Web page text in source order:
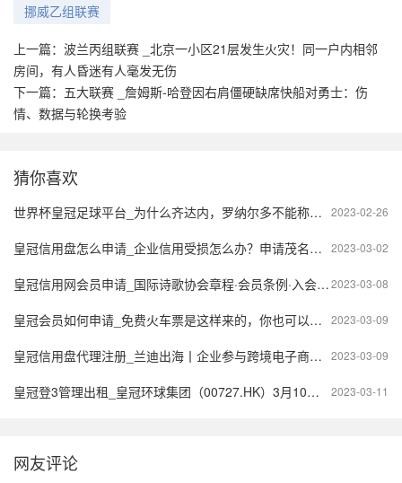
挪威乙组联赛
上一篇： 波兰丙组联赛 _北京一小区21层发生火灾！同一户内相邻
房间，有人昏迷有人毫发无伤
下一篇： 五大联赛 _詹姆斯-哈登因右肩僵硬缺席快船对勇士：伤
情、数据与轮换考验
猜你喜欢
2023-02-26
世界杯皇冠足球平台_为什么齐达内，罗纳尔多不能称为球王？球王的标准是什么？
2023-03-02
皇冠信用盘怎么申请_企业信用受损怎么办？申请茂名市企业信用修复需要哪些材料？
2023-03-08
皇冠信用网会员申请_国际诗歌协会章程·会员条例·入会申请
2023-03-09
皇冠会员如何申请_免费火车票是这样来的，你也可以有！
2023-03-09
皇冠信用盘代理注册_兰迪出海丨企业参与跨境电子商务的基本条件（上）
2023-03-11
皇冠登3管理出租_皇冠环球集团（00727.HK）3月10日收盘涨1.59%
网友评论